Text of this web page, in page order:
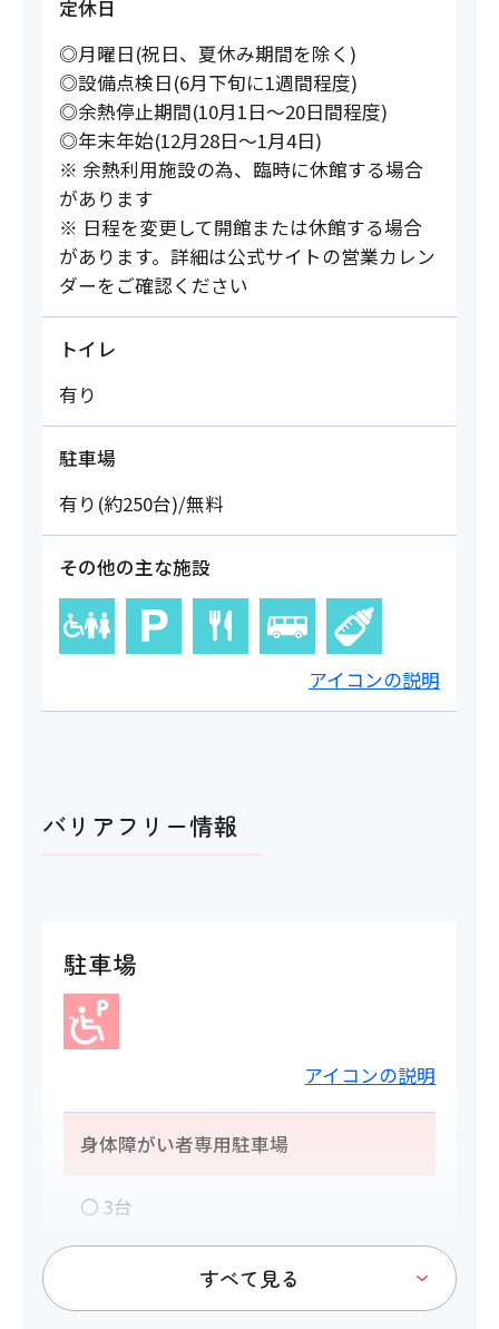
定休日
◎月曜日(祝日、夏休み期間を除く)
◎設備点検日(6月下旬に1週間程度)
◎余熱停止期間(10月1日～20日間程度)
◎年末年始(12月28日～1月4日)
※ 余熱利用施設の為、臨時に休館する場合
があります
※ 日程を変更して開館または休館する場合
があります。詳細は公式サイトの営業カレン
ダーをご確認ください
トイレ
有り
駐車場
有り(約250台)/無料
その他の主な施設
アイコンの説明
バリアフリー情報
駐車場
アイコンの説明
身体障がい者専用駐車場
〇 3台
トイレ